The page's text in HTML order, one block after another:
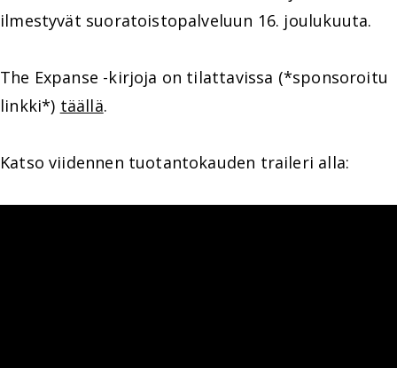
ilmestyvät suoratoistopalveluun 16. joulukuuta.
The Expanse -kirjoja on tilattavissa (*sponsoroitu
linkki*) täällä.
Katso viidennen tuotantokauden traileri alla: